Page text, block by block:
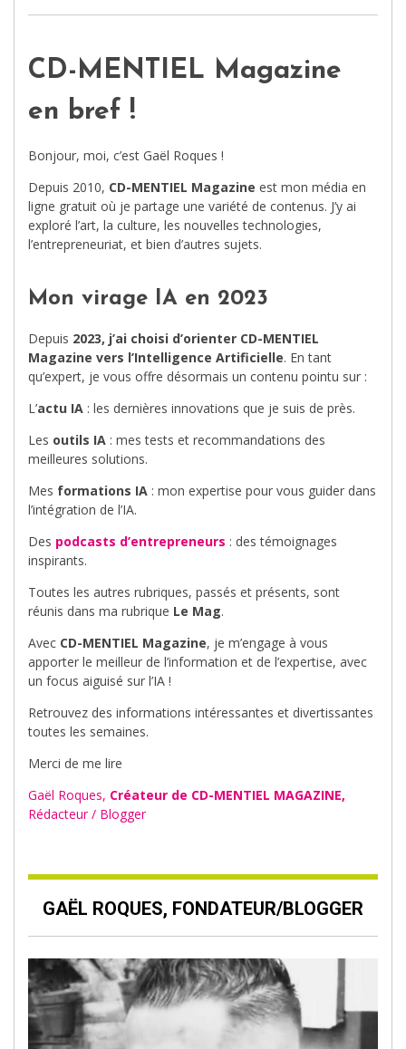
CD-MENTIEL Magazine
en bref !
Bonjour, moi, c’est Gaël Roques !
Depuis 2010, CD-MENTIEL Magazine est mon média en
ligne gratuit où je partage une variété de contenus. J’y ai
exploré l’art, la culture, les nouvelles technologies,
l’entrepreneuriat, et bien d’autres sujets.
Mon virage IA en 2023
Depuis 2023, j’ai choisi d’orienter CD-MENTIEL
Magazine vers l’Intelligence Artificielle. En tant
qu’expert, je vous offre désormais un contenu pointu sur :
L’actu IA : les dernières innovations que je suis de près.
Les outils IA : mes tests et recommandations des
meilleures solutions.
Mes formations IA : mon expertise pour vous guider dans
l’intégration de l’IA.
Des podcasts d’entrepreneurs : des témoignages
inspirants.
Toutes les autres rubriques, passés et présents, sont
réunis dans ma rubrique Le Mag.
Avec CD-MENTIEL Magazine, je m’engage à vous
apporter le meilleur de l’information et de l’expertise, avec
un focus aiguisé sur l’IA !
Retrouvez des informations intéressantes et divertissantes
toutes les semaines.
Merci de me lire
Gaël Roques, Créateur de CD-MENTIEL MAGAZINE,
Rédacteur / Blogger
GAËL ROQUES, FONDATEUR/BLOGGER